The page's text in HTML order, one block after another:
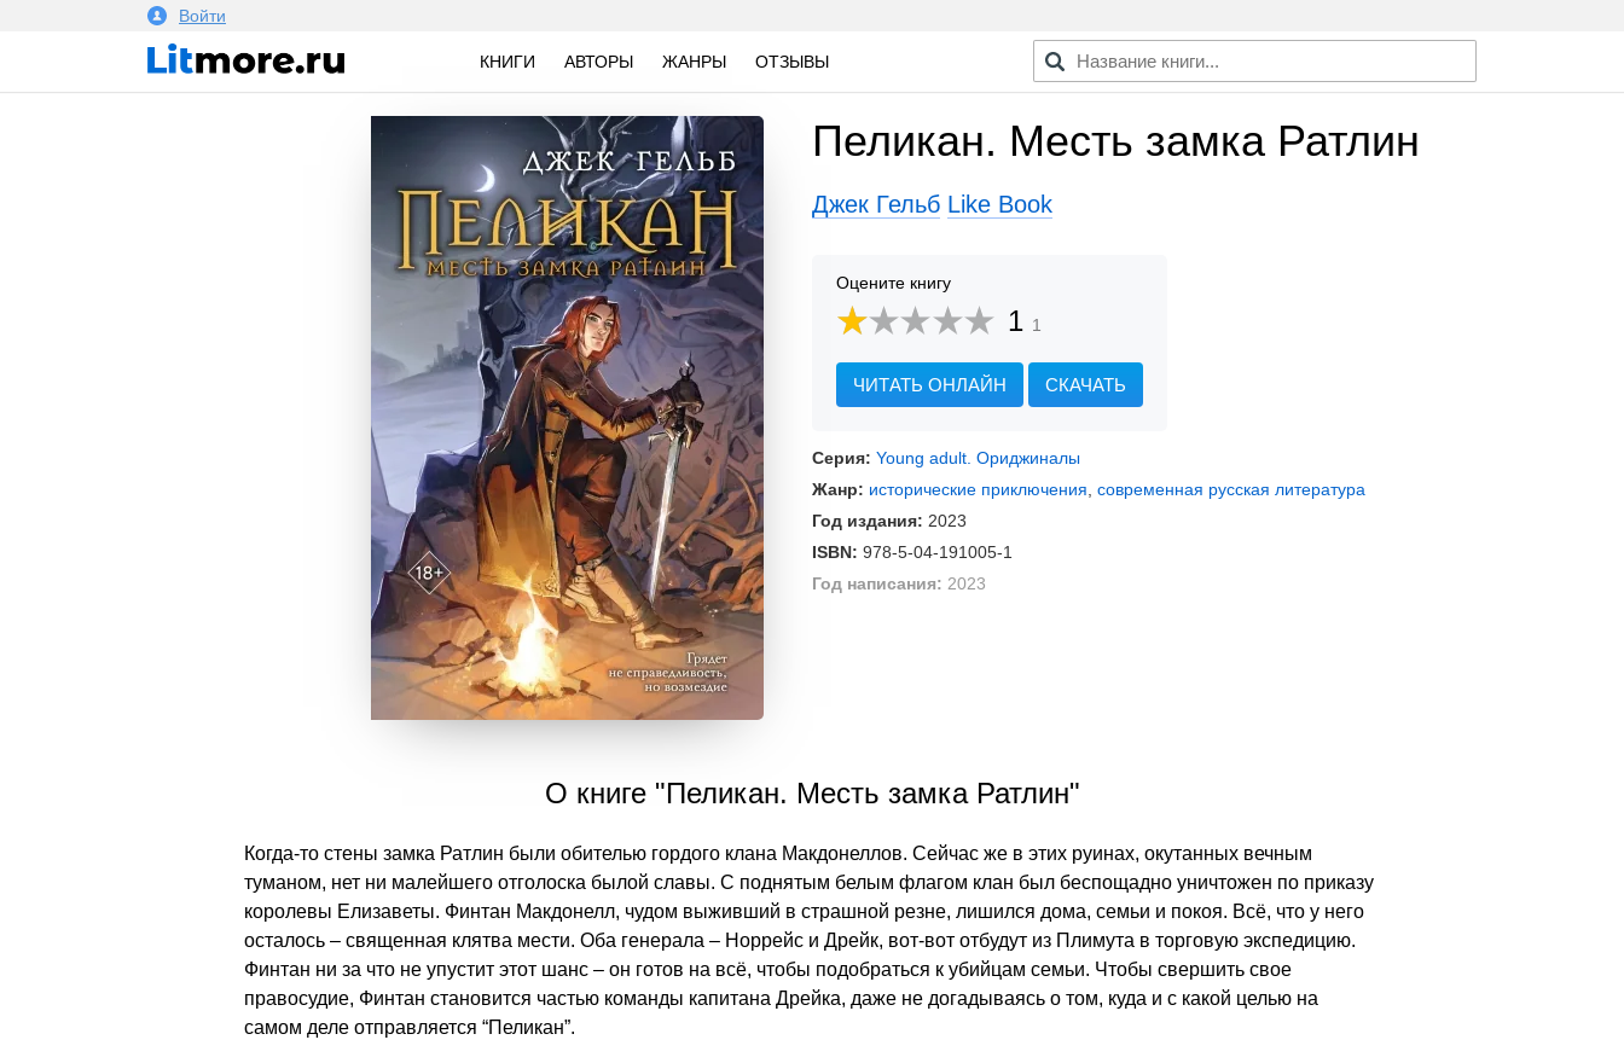
Войти
КНИГИ АВТОРЫ ЖАНРЫ ОТЗЫВЫ
Пеликан. Месть замка Ратлин
Джек Гельб Like Book
Оцените книгу
1 1
ЧИТАТЬ ОНЛАЙН СКАЧАТЬ
Серия: Young adult. Ориджиналы
Жанр: исторические приключения современная русская литература
Год издания: 2023
ISBN: 978-5-04-191005-1
Год написания: 2023
О книге "Пеликан. Месть замка Ратлин"
Когда-то стены замка Ратлин были обителью гордого клана Макдонеллов. Сейчас же в этих руинах, окутанных вечным
туманом, нет ни малейшего отголоска былой славы. С поднятым белым флагом клан был беспощадно уничтожен по приказу
королевы Елизаветы. Финтан Макдонелл, чудом выживший в страшной резне, лишился дома, семьи и покоя. Всё, что у него
осталось – священная клятва мести. Оба генерала – Норрейс и Дрейк, вот-вот отбудут из Плимута в торговую экспедицию.
Финтан ни за что не упустит этот шанс – он готов на всё, чтобы подобраться к убийцам семьи. Чтобы свершить свое
правосудие, Финтан становится частью команды капитана Дрейка, даже не догадываясь о том, куда и с какой целью на
самом деле отправляется “Пеликан”.